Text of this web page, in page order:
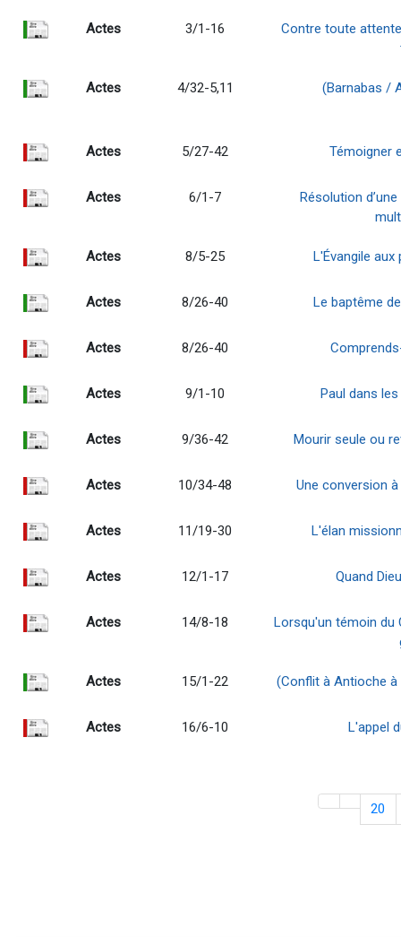
Actes 3/1-16
Contre toute
Actes 4/32-5,11 (Barnabas /
Actes 5/27-42 Témoigner
Actes 6/1-7
Résolution
Actes 8/5-25 L'Évangile
Actes 8/26-40 Le baptême
Actes 8/26-40
Actes 9/1-10 Paul dans
Actes 9/36-42 Mourir seule ou
Actes 10/34-48 Une conversion
Actes 11/19-30 L'élan
Actes 12/1-17 Quand
Actes 14/8-18
Lorsqu'un témoin du
Actes 15/1-22 (Conflit à Antioche
Actes 16/6-10 L'appel
20